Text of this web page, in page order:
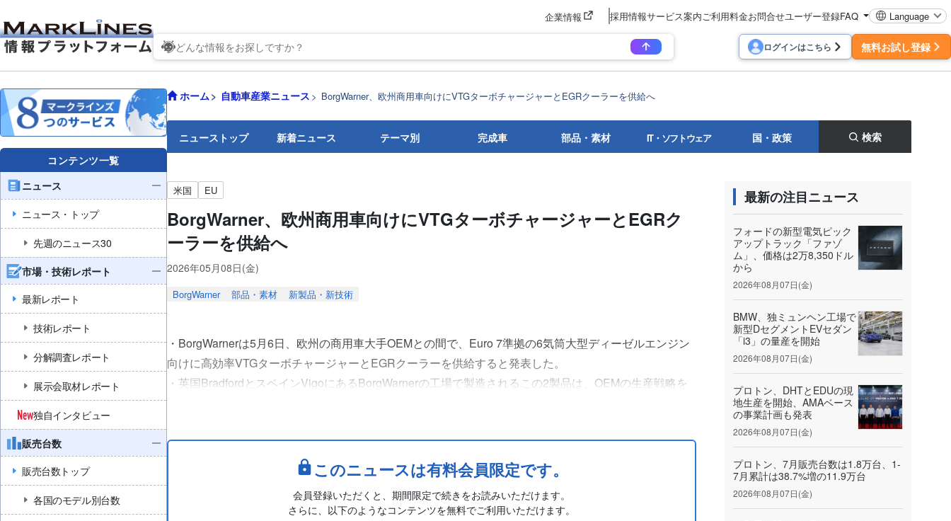
企業情報 採用情報サービス案内 ご利用料金お問合せユーザー登録FAQ Language
ログインはこちら 無料お試し登録
コンテンツ一覧
ニュース
ニュース・トップ
先週のニュース30
市場・技術レポート
最新レポート
技術レポート
分解調査レポート
展示会取材レポート
独自インタビュー
販売台数
販売台数トップ
各国のモデル別台数
ホーム 自動車産業ニュース BorgWarner、欧州商用車向けにVTGターボチャージャーとEGRクーラーを供給へ
ニューストップ 新着ニュース テーマ別 完成車 部品・素材 IT・ソフトウェア 国・政策 検索
米国 EU
BorgWarner、欧州商用車向けにVTGターボチャージャーとEGRク
ーラーを供給へ
2026年05月08日(金)
BorgWarner 部品・素材 新製品・新技術
・BorgWarnerは5月6日、欧州の商用車大手OEMとの間で、Euro 7準拠の6気筒大型ディーゼルエンジン
向けに高効率VTGターボチャージャーとEGRクーラーを供給すると発表した。
・英国BradfordとスペインVigoにあるBorgWarnerの工場で製造されるこの2製品は、OEMの生産戦略を
このニュースは有料会員限定です。
会員登録いただくと、期間限定で続きをお読みいただけます。
さらに、以下のようなコンテンツを無料でご利用いただけます。
最新の注目ニュース
フォードの新型電気ピック
アップトラック「ファゾ
ム」、価格は2万8,350ドル
から
2026年08月07日(金)
BMW、独ミュンヘン工場で
新型DセグメントEVセダン
「i3」の量産を開始
2026年08月07日(金)
プロトン、DHTとEDUの現
地生産を開始、AMAベース
の事業計画も発表
2026年08月07日(金)
プロトン、7月販売台数は1.8万台、1-
7月累計は38.7%増の11.9万台
2026年08月07日(金)